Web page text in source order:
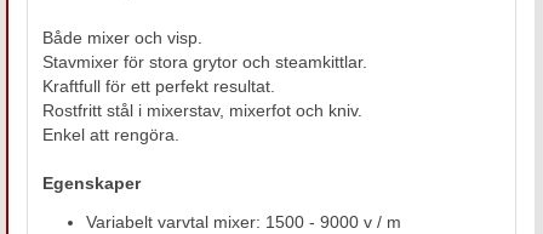
Både mixer och visp.
Stavmixer för stora grytor och steamkittlar.
Kraftfull för ett perfekt resultat.
Rostfritt stål i mixerstav, mixerfot och kniv.
Enkel att rengöra.
Egenskaper
Variabelt varvtal mixer: 1500 - 9000 v / m